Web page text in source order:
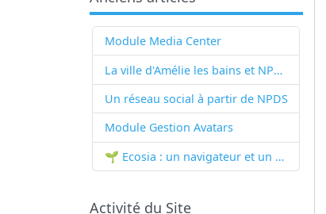
Module Media Center
La ville d'Amélie les bains et NPDS
Un réseau social à partir de NPDS
Module Gestion Avatars
🌱 Ecosia : un navigateur et un moteur de recherche qui plantent des arbres !...
Activité du Site